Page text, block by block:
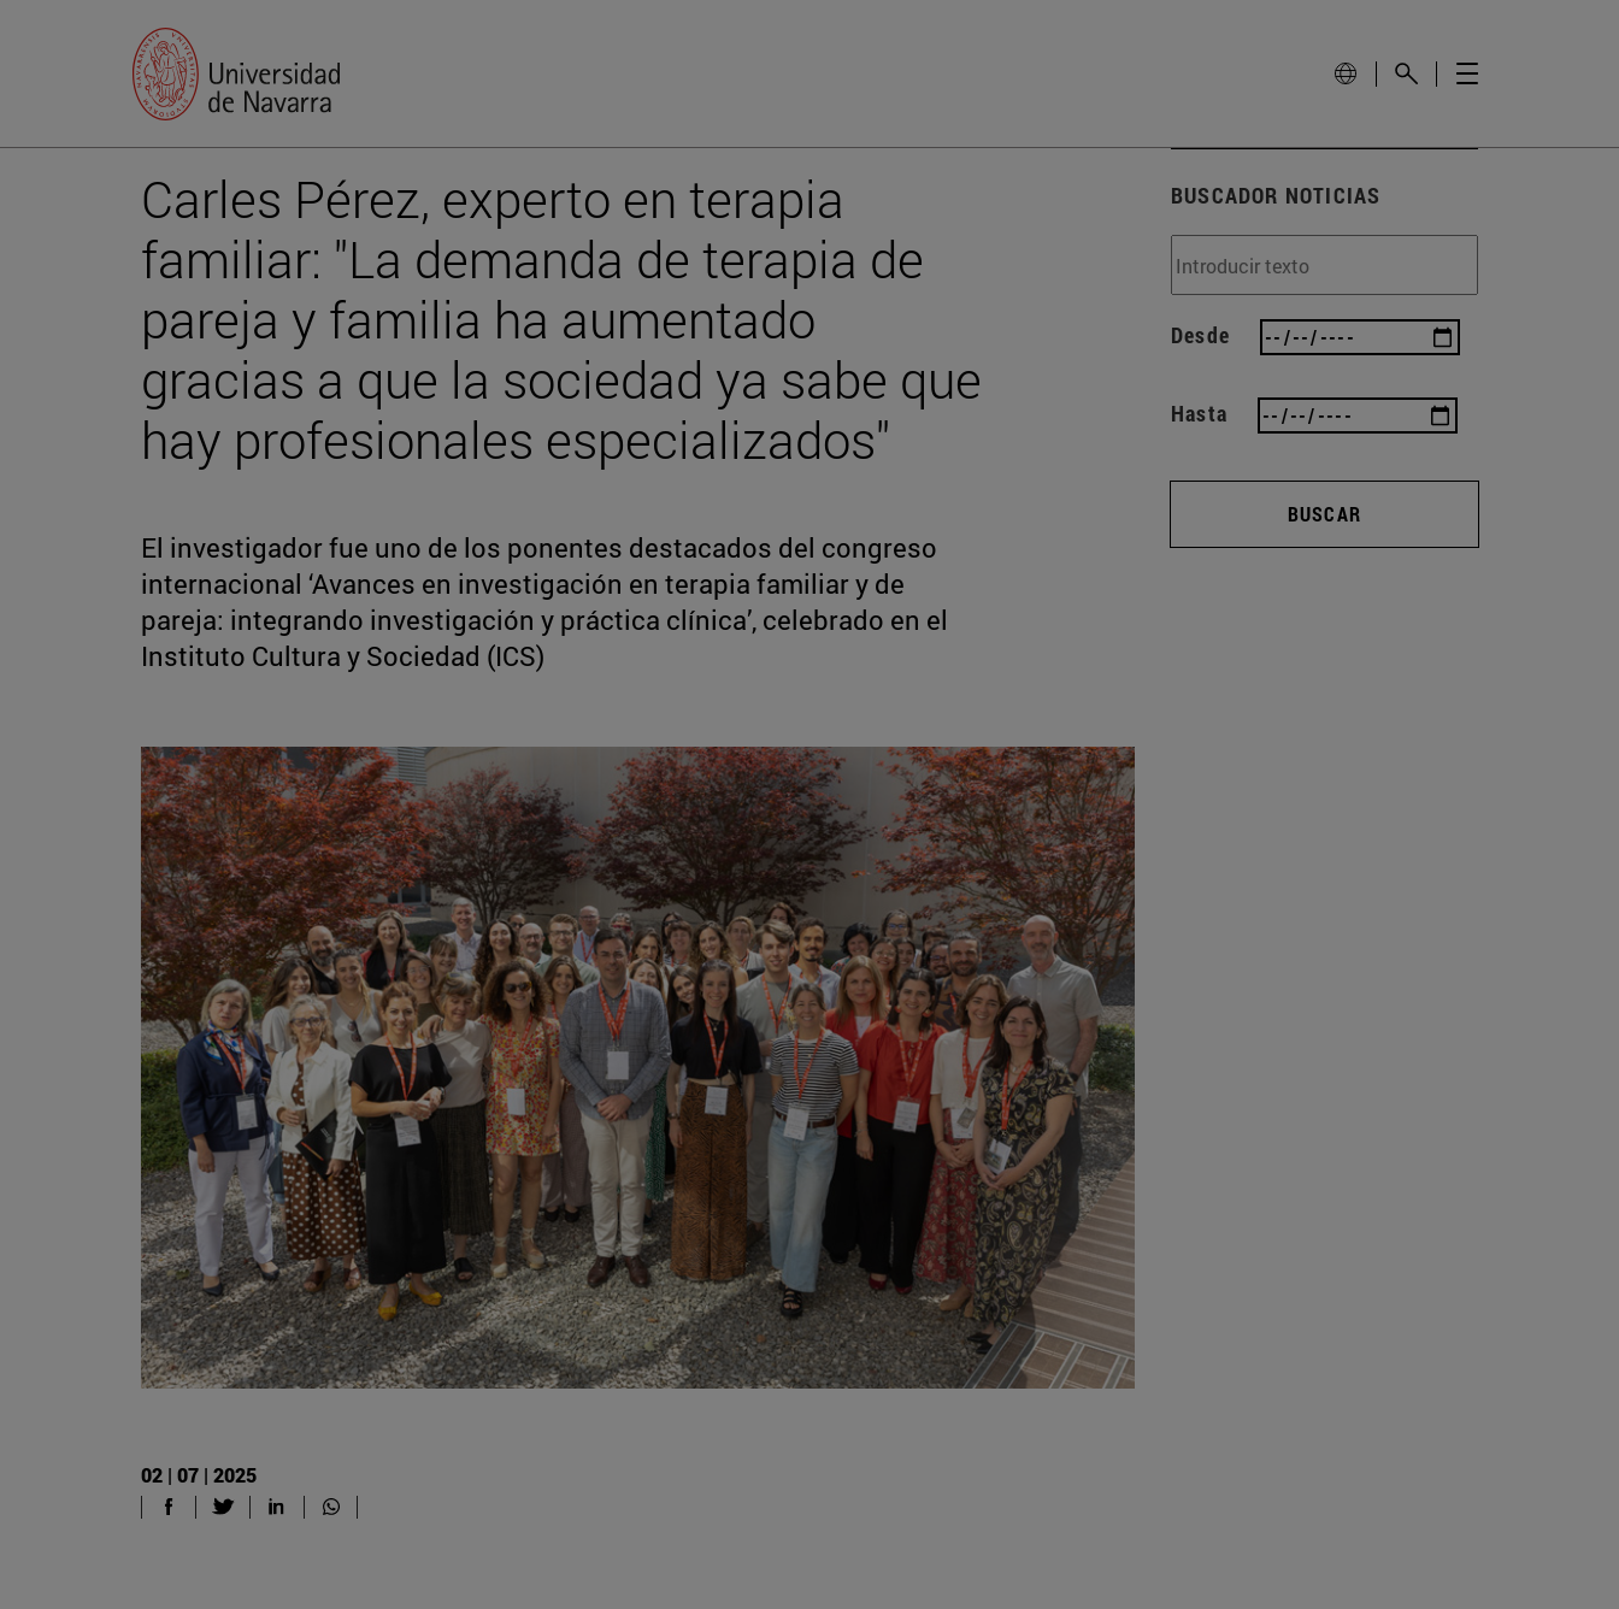
Carles Pérez, experto en terapia
familiar: "La demanda de terapia de
pareja y familia ha aumentado
gracias a que la sociedad ya sabe que
hay profesionales especializados"
El investigador fue uno de los ponentes destacados del congreso
internacional ‘Avances en investigación en terapia familiar y de
pareja: integrando investigación y práctica clínica’, celebrado en el
Instituto Cultura y Sociedad (ICS)
02 | 07 | 2025
BUSCADOR NOTICIAS
Desde
Hasta
BUSCAR